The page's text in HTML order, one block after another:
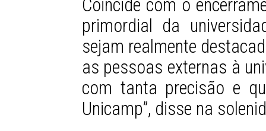
Coincide com o
primordial da
sejam realmente
as pessoas externas à
com tanta precisão e
Unicamp”, disse na